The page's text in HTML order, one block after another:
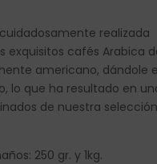
realizada
exquisitos cafés Arabica
americano, dándole
lo que ha resultado en
de nuestra
250 gr. y 1kg.